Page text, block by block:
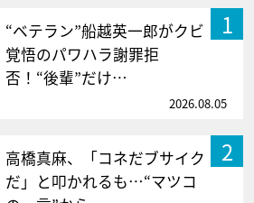
1
“ベテラン”船越英一郎がクビ
覚悟のパワハラ謝罪拒
否！“後輩”だけ…
2026.08.05
2
高橋真麻、「コネだブサイク
だ」と叩かれるも…“マツコ